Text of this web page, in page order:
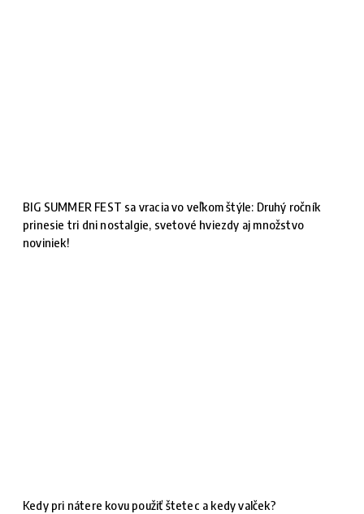
BIG SUMMER FEST sa vracia vo veľkom štýle: Druhý ročník
prinesie tri dni nostalgie, svetové hviezdy aj množstvo
noviniek!
Kedy pri nátere kovu použiť štetec a kedy valček?